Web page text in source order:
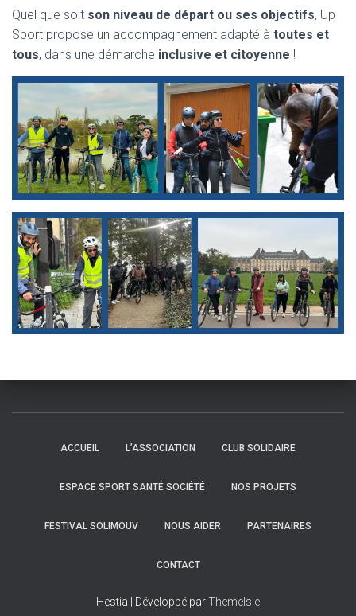
Quel que soit son niveau de départ ou ses objectifs, Up
Sport propose un accompagnement adapté à toutes et
tous, dans une démarche inclusive et citoyenne !
ACCUEIL L’ASSOCIATION CLUB SOLIDAIRE
ESPACE SPORT SANTÉ SOCIÉTÉ NOS PROJETS
FESTIVAL SOLIMOUV NOUS AIDER PARTENAIRES
CONTACT
Hestia | Développé parThemeIsle